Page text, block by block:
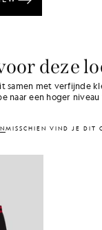
deze
samen met verfijnde
naar een hoger
MISSCHIEN VIND JE DIT